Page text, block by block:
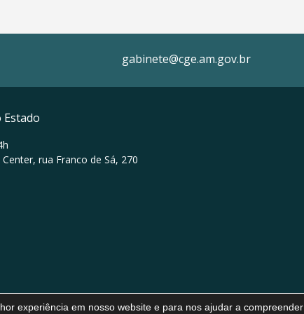
gabinete@cge.am.gov.br
Estado
rua Franco de Sá, 270
experiência em nosso website e para nos ajudar a compreender